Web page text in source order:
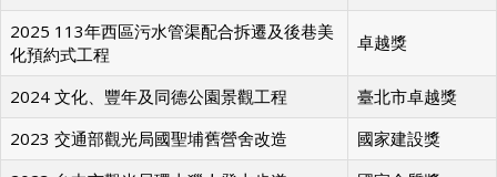
2025 舊貴子坑溪下游環境暨排水改善工程
卓越獎
2025 113年西區污水管渠配合拆遷及後巷美
化預約式工程
2024 文化、豐年及同德公園景觀工程
臺北市卓越獎
2023 交通部觀光局國聖埔舊營舍改造
國家建設獎